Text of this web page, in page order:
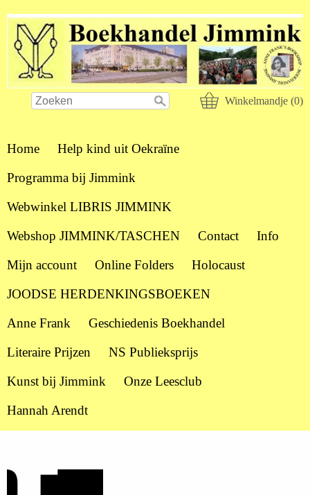
Winkelmandje (0)
Home
Help kind uit Oekraïne
Programma bij Jimmink
Webwinkel LIBRIS JIMMINK
Webshop JIMMINK/TASCHEN
Contact
Info
Mijn account
Online Folders
Holocaust
JOODSE HERDENKINGSBOEKEN
Anne Frank
Geschiedenis Boekhandel
Literaire Prijzen
NS Publieksprijs
Kunst bij Jimmink
Onze Leesclub
Hannah Arendt